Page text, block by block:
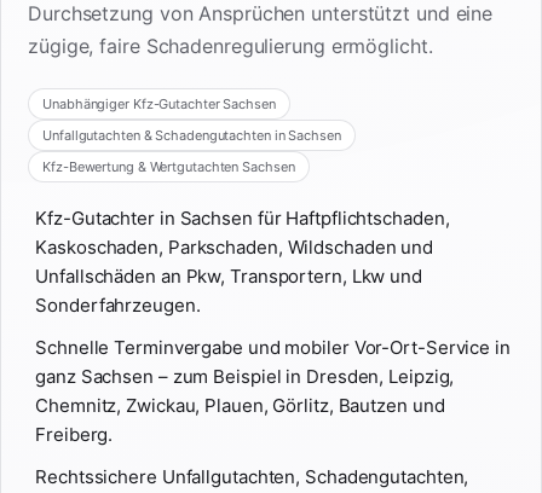
Durchsetzung von Ansprüchen unterstützt und eine
zügige, faire Schadenregulierung ermöglicht.
Unabhängiger Kfz-Gutachter Sachsen
Unfallgutachten & Schadengutachten in Sachsen
Kfz-Bewertung & Wertgutachten Sachsen
Kfz-Gutachter in Sachsen für Haftpflichtschaden,
Kaskoschaden, Parkschaden, Wildschaden und
Unfallschäden an Pkw, Transportern, Lkw und
Sonderfahrzeugen.
Schnelle Terminvergabe und mobiler Vor-Ort-Service in
ganz Sachsen – zum Beispiel in Dresden, Leipzig,
Chemnitz, Zwickau, Plauen, Görlitz, Bautzen und
Freiberg.
Rechtssichere Unfallgutachten, Schadengutachten,